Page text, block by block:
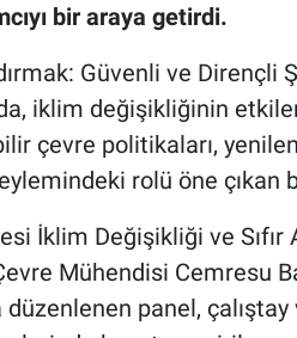
bir araya getirdi.
Güvenli ve Dirençli
iklim değişikliğinin
çevre politikaları,
rolü öne çıkan
İklim Değişikliği ve Sıfır
Mühendisi Cemresu
panel,